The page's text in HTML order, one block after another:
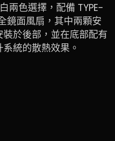
兩色選擇，配備 TYPE-
鏡面風扇，其中兩顆安
於後部，並在底部配有
統的散熱效果。